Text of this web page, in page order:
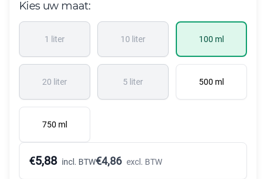
Kies uw maat:
1 liter 10 liter 100 ml
20 liter 5 liter 500 ml
750 ml
€5,88 incl. BTW€4,86 excl. BTW